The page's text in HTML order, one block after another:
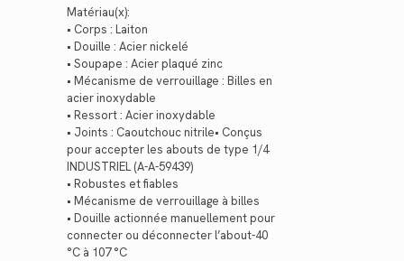
Matériau(x):
• Corps : Laiton
• Douille : Acier nickelé
• Soupape : Acier plaqué zinc
• Mécanisme de verrouillage : Billes en
acier inoxydable
• Ressort : Acier inoxydable
• Joints : Caoutchouc nitrile• Conçus
pour accepter les abouts de type 1/4
INDUSTRIEL (A-A-59439)
• Robustes et fiables
• Mécanisme de verrouillage à billes
• Douille actionnée manuellement pour
connecter ou déconnecter l’about-40
°C à 107 °C